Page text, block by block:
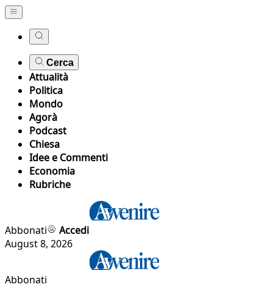
Cerca
Attualità
Politica
Mondo
Agorà
Podcast
Chiesa
Idee e Commenti
Economia
Rubriche
Abbonati
Accedi
August 8, 2026
Abbonati